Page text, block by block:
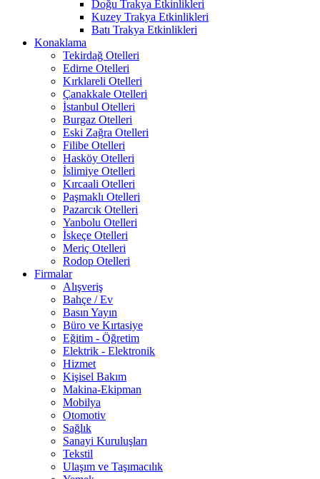
Doğu Trakya Etkinlikleri
Kuzey Trakya Etkinlikleri
Batı Trakya Etkinlikleri
Konaklama
Tekirdağ Otelleri
Edirne Otelleri
Kırklareli Otelleri
Çanakkale Otelleri
İstanbul Otelleri
Burgaz Otelleri
Eski Zağra Otelleri
Filibe Otelleri
Hasköy Otelleri
İslimiye Otelleri
Kırcaali Otelleri
Paşmaklı Otelleri
Pazarcık Otelleri
Yanbolu Otelleri
İskeçe Otelleri
Meriç Otelleri
Rodop Otelleri
Firmalar
Alışveriş
Bahçe / Ev
Basın Yayın
Büro ve Kırtasiye
Eğitim - Öğretim
Elektrik - Elektronik
Hizmet
Kişisel Bakım
Makina-Ekipman
Mobilya
Otomotiv
Sağlık
Sanayi Kuruluşları
Tekstil
Ulaşım ve Taşımacılık